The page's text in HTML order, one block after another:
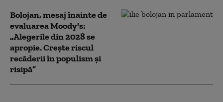
Bolojan, mesaj înainte de
evaluarea Moody's:
„Alegerile din 2028 se
apropie. Crește riscul
recăderii în populism și
risipă”